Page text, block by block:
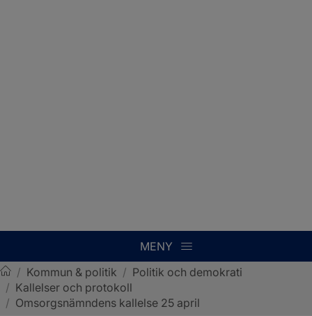
MENY
Sotenäs kommun
/ Kommun & politik / Politik och demokrati
/ Kallelser och protokoll
/ Omsorgsnämndens kallelse 25 april